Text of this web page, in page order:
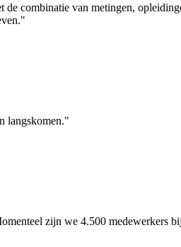
de combinatie van metingen,
langskomen."
zijn we 4.500 medewerkers